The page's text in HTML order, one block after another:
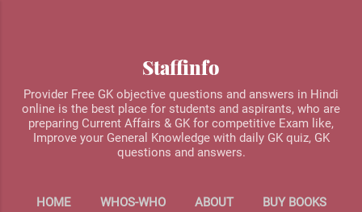
Staffinfo
Provider Free GK objective questions and answers in Hindi
online is the best place for students and aspirants, who are
preparing Current Affairs & GK for competitive Exam like,
Improve your General Knowledge with daily GK quiz, GK
questions and answers.
HOME WHOS-WHO ABOUT BUY BOOKS